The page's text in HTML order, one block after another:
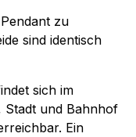
zu
sind identisch
sich im
Stadt und Bahnhof
Ein